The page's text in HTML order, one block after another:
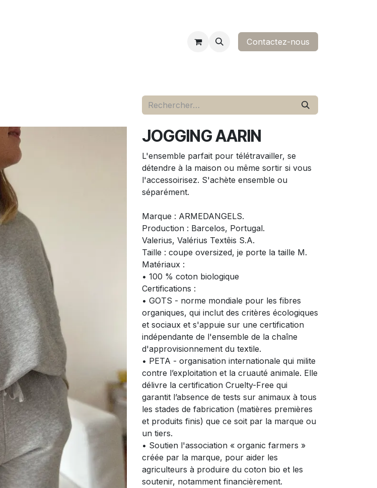
contact Contactez-nous​
JOGGING AARIN
L'ensemble parfait pour télétravailler, se
détendre à la maison ou même sortir si vous
l'accessoirisez. S'achète ensemble ou
séparément.
Marque : ARMEDANGELS.
Production : Barcelos, Portugal.
Valerius, Valérius Textêis S.A.
Taille : coupe oversized, je porte la taille M.
Matériaux :
• 100 % coton biologique
Certifications :
• GOTS - norme mondiale pour les fibres
organiques, qui inclut des critères écologiques
et sociaux et s'appuie sur une certification
indépendante de l'ensemble de la chaîne
d'approvisionnement du textile.
• PETA - organisation internationale qui milite
contre l’exploitation et la cruauté animale. Elle
délivre la certification Cruelty-Free qui
garantit l’absence de tests sur animaux à tous
les stades de fabrication (matières premières
et produits finis) que ce soit par la marque ou
un tiers.
• Soutien l'association « organic farmers »
créée par la marque, pour aider les
agriculteurs à produire du coton bio et les
soutenir, notamment financièrement.